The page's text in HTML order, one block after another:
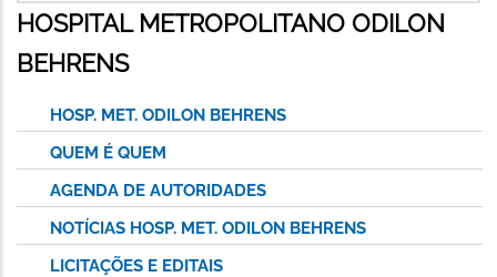
HOSPITAL METROPOLITANO ODILON
BEHRENS
HOSP. MET. ODILON BEHRENS
QUEM É QUEM
AGENDA DE AUTORIDADES
NOTÍCIAS HOSP. MET. ODILON BEHRENS
LICITAÇÕES E EDITAIS